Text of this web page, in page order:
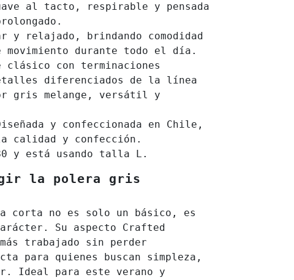
al tacto, respirable y pensada
y relajado, brindando comodidad
durante todo el día.
clásico con terminaciones
diferenciados de la línea
gris melange, versátil y
y confeccionada en Chile,
calidad y confección.
y está usando talla L.
la polera gris
corta no es solo un básico, es
Su aspecto Crafted
trabajado sin perder
para quienes buscan simpleza,
Ideal para este verano y